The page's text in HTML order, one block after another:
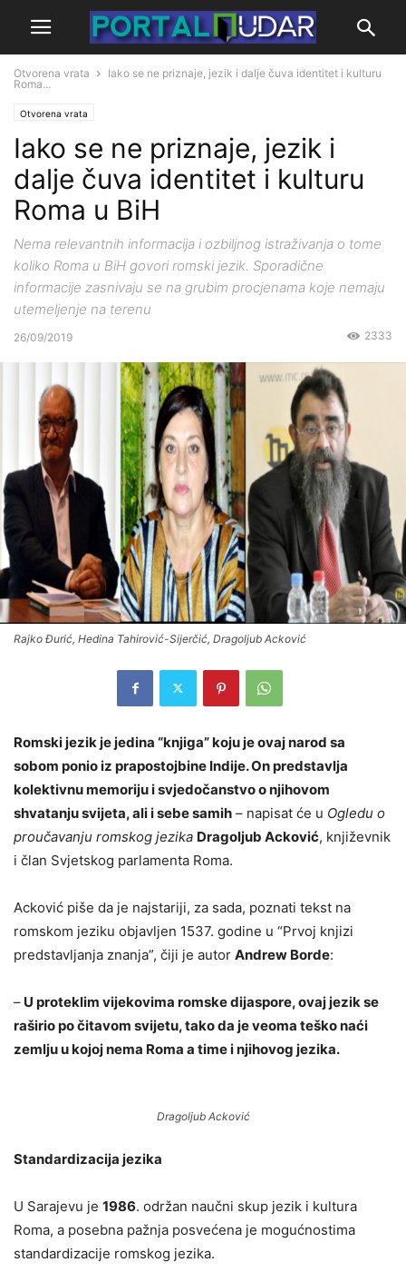
Otvorena vrata
Iako se ne priznaje, jezik i dalje čuva identitet i kulturu
Roma...
Otvorena vrata
Iako se ne priznaje, jezik i
dalje čuva identitet i kulturu
Roma u BiH
Nema relevantnih informacija i ozbiljnog istraživanja o tome
koliko Roma u BiH govori romski jezik. Sporadične
informacije zasnivaju se na grubim procjenama koje nemaju
utemeljenje na terenu
26/09/2019 2333
Rajko Đurić, Hedina Tahirović-Sijerčić, Dragoljub Acković
Romski jezik je jedina “knjiga” koju je ovaj narod sa
sobom ponio iz prapostojbine Indije. On predstavlja
kolektivnu memoriju i svjedočanstvo o njihovom
shvatanju svijeta, ali i sebe samih – napisat će u Ogledu o
proučavanju romskog jezika Dragoljub Acković, književnik
i član Svjetskog parlamenta Roma.
Acković piše da je najstariji, za sada, poznati tekst na
romskom jeziku objavljen 1537. godine u “Prvoj knjizi
predstavljanja znanja”, čiji je autor Andrew Borde:
– U proteklim vijekovima romske dijaspore, ovaj jezik se
raširio po čitavom svijetu, tako da je veoma teško naći
zemlju u kojoj nema Roma a time i njihovog jezika.
Dragoljub Acković
Standardizacija jezika
U Sarajevu je 1986. održan naučni skup jezik i kultura
Roma, a posebna pažnja posvećena je mogućnostima
standardizacije romskog jezika.